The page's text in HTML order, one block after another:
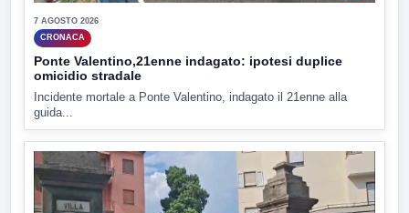
7 AGOSTO 2026
CRONACA
Ponte Valentino,21enne indagato: ipotesi duplice
omicidio stradale
Incidente mortale a Ponte Valentino, indagato il 21enne alla
guida...